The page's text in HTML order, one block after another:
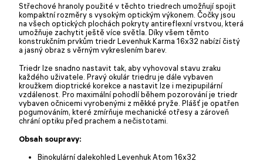
Střechové hranoly použité v těchto triedrech umožňují spojit
kompaktní rozměry s vysokým optickým výkonem. Čočky jsou
na všech optických plochách pokryty antireflexní vrstvou, která
umožňuje zachytit ještě více světla. Díky všem těmto
konstrukčním prvkům triedr Levenhuk Karma 16x32 nabízí čistý
a jasný obraz s věrným vykreslením barev.
Triedr lze snadno nastavit tak, aby vyhovoval stavu zraku
každého uživatele. Pravý okulár triedru je dále vybaven
kroužkem dioptrické korekce a nastavit lze i mezipupilární
vzdálenost. Pro maximální pohodlí během pozorování je triedr
vybaven očnicemi vyrobenými z měkké pryže. Plášť je opatřen
pogumováním, které zmírňuje mechanické otřesy a zároveň
chrání optiku před prachem a nečistotami.
Obsah soupravy:
Binokulární dalekohled Levenhuk Atom 16x32